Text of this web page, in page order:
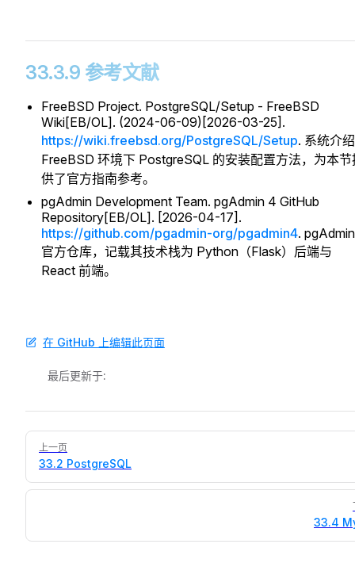
33.3.9 参考文献
FreeBSD Project. PostgreSQL/Setup - FreeBSD
Wiki[EB/OL]. (2024-06-09)[2026-03-25].
https://wiki.freebsd.org/PostgreSQL/Setup. 系统介
FreeBSD 环境下 PostgreSQL 的安装配置方法，为本节
供了官方指南参考。
pgAdmin Development Team. pgAdmin 4 GitHub
Repository[EB/OL]. [2026-04-17].
https://github.com/pgadmin-org/pgadmin4.
官方仓库，记载其技术栈为 Python（Flask）后端与
React 前端。
在 GitHub 上编辑此页面
最后更新于:
Pager
上一页
33.2 PostgreSQL
33.4